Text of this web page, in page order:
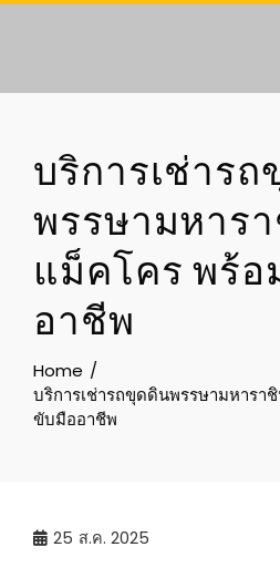
Skip
บริการเช่าร
พรรษามหาร
แม็คโคร พร้
อาชีพ
Home
บริการเช่ารถขุดดินพรรษามหาร
ขับมืออาชีพ
25 ส.ค. 2025